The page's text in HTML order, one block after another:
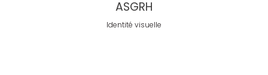
ASGRH
Identité visuelle